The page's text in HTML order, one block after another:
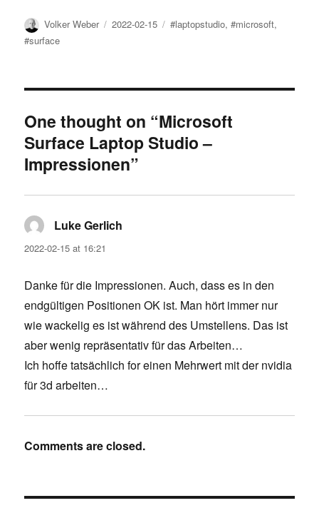
Author
Volker Weber
Posted
2022-02-15 Tags
#laptopstudio,#microsoft,
#surface
One thought on “Microsoft
Surface Laptop Studio –
Impressionen”
Luke Gerlich
2022-02-15 at 16:21
Danke für die Impressionen. Auch, dass es in den
endgültigen Positionen OK ist. Man hört immer nur
wie wackelig es ist während des Umstellens. Das ist
aber wenig repräsentativ für das Arbeiten…
Ich hoffe tatsächlich for einen Mehrwert mit der nvidia
für 3d arbeiten…
Comments are closed.